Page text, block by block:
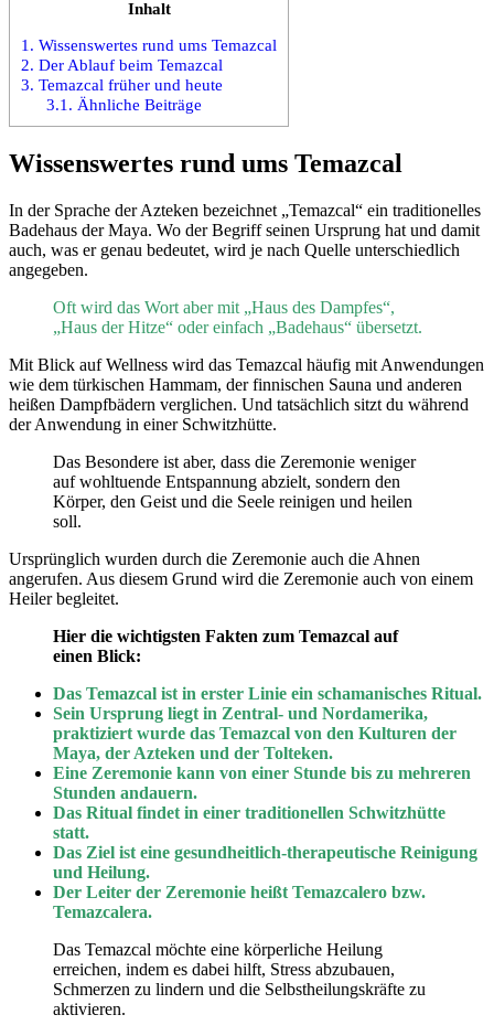
Inhalt
1. Wissenswertes rund ums Temazcal
2. Der Ablauf beim Temazcal
3. Temazcal früher und heute
3.1. Ähnliche Beiträge
Wissenswertes rund ums Temazcal
In der Sprache der Azteken bezeichnet „Temazcal“ ein traditionelles
Badehaus der Maya. Wo der Begriff seinen Ursprung hat und damit
auch, was er genau bedeutet, wird je nach Quelle unterschiedlich
angegeben.
Oft wird das Wort aber mit „Haus des Dampfes“,
„Haus der Hitze“ oder einfach „Badehaus“ übersetzt.
Mit Blick auf Wellness wird das Temazcal häufig mit Anwendungen
wie dem türkischen Hammam, der finnischen Sauna und anderen
heißen Dampfbädern verglichen. Und tatsächlich sitzt du während
der Anwendung in einer Schwitzhütte.
Das Besondere ist aber, dass die Zeremonie weniger
auf wohltuende Entspannung abzielt, sondern den
Körper, den Geist und die Seele reinigen und heilen
soll.
Ursprünglich wurden durch die Zeremonie auch die Ahnen
angerufen. Aus diesem Grund wird die Zeremonie auch von einem
Heiler begleitet.
Hier die wichtigsten Fakten zum Temazcal auf
einen Blick:
Das Temazcal ist in erster Linie ein schamanisches Ritual.
Sein Ursprung liegt in Zentral- und Nordamerika,
praktiziert wurde das Temazcal von den Kulturen der
Maya, der Azteken und der Tolteken.
Eine Zeremonie kann von einer Stunde bis zu mehreren
Stunden andauern.
Das Ritual findet in einer traditionellen Schwitzhütte
statt.
Das Ziel ist eine gesundheitlich-therapeutische Reinigung
und Heilung.
Der Leiter der Zeremonie heißt Temazcalero bzw.
Temazcalera.
Das Temazcal möchte eine körperliche Heilung
erreichen, indem es dabei hilft, Stress abzubauen,
Schmerzen zu lindern und die Selbstheilungskräfte zu
aktivieren.